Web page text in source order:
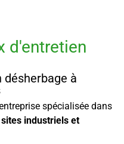
d'entretien
désherbage à
spécialisée dans
industriels et